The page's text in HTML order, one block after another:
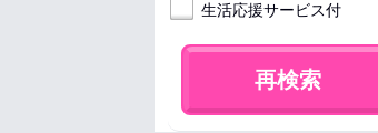
生活応援サービス付
再検索